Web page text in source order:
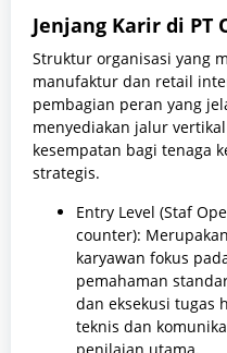
Jenjang Karir di PT
Struktur organisasi yang
manufaktur dan retail
pembagian peran yang
menyediakan jalur
kesempatan bagi tenaga
strategis.
Entry Level (Staf
counter):
karyawan fokus
pemahaman
dan eksekusi tugas
teknis dan